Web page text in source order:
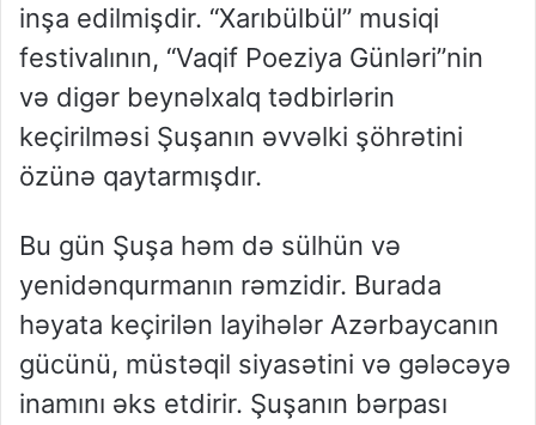
inşa edilmişdir. “Xarıbülbül” musiqi
festivalının, “Vaqif Poeziya Günləri”nin
və digər beynəlxalq tədbirlərin
keçirilməsi Şuşanın əvvəlki şöhrətini
özünə qaytarmışdır.
Bu gün Şuşa həm də sülhün və
yenidənqurmanın rəmzidir. Burada
həyata keçirilən layihələr Azərbaycanın
gücünü, müstəqil siyasətini və gələcəyə
inamını əks etdirir. Şuşanın bərpası